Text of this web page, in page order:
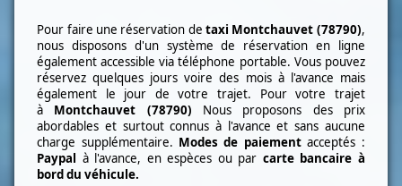
Pour faire une réservation detaxi Montchauvet (78790),
nous disposons d'un système de réservation en ligne
également accessible via téléphone portable. Vous pouvez
réservez quelques jours voire des mois à l'avance mais
également le jour de votre trajet. Pour votre trajet
à Montchauvet (78790) Nous proposons des prix
abordables et surtout connus à l'avance et sans aucune
charge supplémentaire. Modes de paiementacceptés :
Paypal à l'avance, en espèces ou par carte bancaire à
bord du véhicule.